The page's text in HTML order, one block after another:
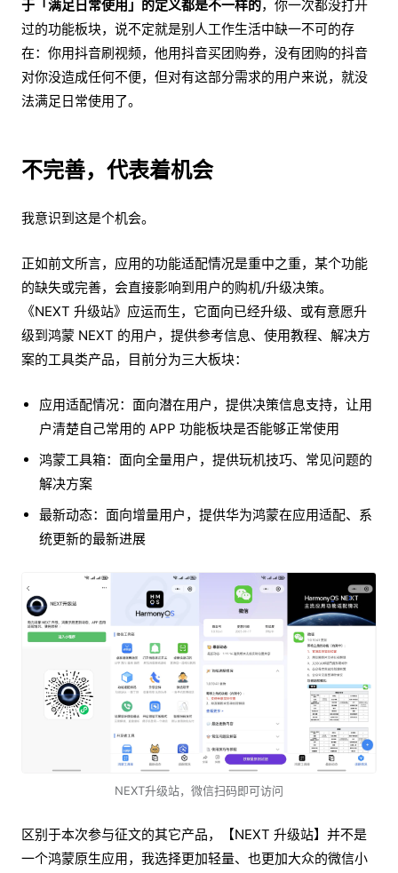
于「满足日常使用」的定义都是不一样的，你一次都没打开
过的功能板块，说不定就是别人工作生活中缺一不可的存
在：你用抖音刷视频，他用抖音买团购券，没有团购的抖音
对你没造成任何不便，但对有这部分需求的用户来说，就没
法满足日常使用了。
不完善，代表着机会
我意识到这是个机会。
正如前文所言，应用的功能适配情况是重中之重，某个功能
的缺失或完善，会直接影响到用户的购机/升级决策。
《NEXT 升级站》应运而生，它面向已经升级、或有意愿升
级到鸿蒙 NEXT 的用户，提供参考信息、使用教程、解决方
案的工具类产品，目前分为三大板块：
应用适配情况：面向潜在用户，提供决策信息支持，让用
户清楚自己常用的 APP 功能板块是否能够正常使用
鸿蒙工具箱：面向全量用户，提供玩机技巧、常见问题的
解决方案
最新动态：面向增量用户，提供华为鸿蒙在应用适配、系
统更新的最新进展
NEXT升级站，微信扫码即可访问
区别于本次参与征文的其它产品，【NEXT 升级站】并不是
一个鸿蒙原生应用，我选择更加轻量、也更加大众的微信小